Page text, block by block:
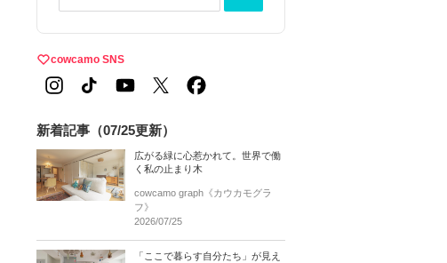
cowcamo SNS
新着記事（07/25更新）
広がる緑に心惹かれて。世界で働
く私の止まり木
cowcamo graph《カウカモグラ
フ》
2026/07/25
「ここで暮らす自分たち」が見え